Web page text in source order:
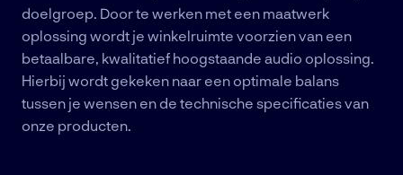
doelgroep. Door te werken met een maatwerk
oplossing wordt je winkelruimte voorzien van een
betaalbare, kwalitatief hoogstaande audio oplossing.
Hierbij wordt gekeken naar een optimale balans
tussen je wensen en de technische specificaties van
onze producten.